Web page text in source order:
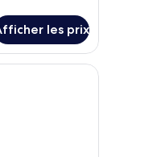
les prix
tableau et un luminaire au